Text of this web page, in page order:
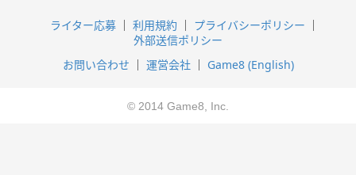
ライター応募 利用規約
プライバシーポリシー
外部送信ポリシー
お問い合わせ
運営会社 Game8 (English)
© 2014 Game8, Inc.